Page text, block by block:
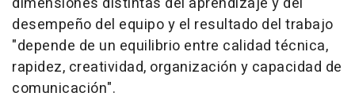
desempeño del equipo y el resultado del trabajo
"depende de un equilibrio entre calidad técnica,
rapidez, creatividad, organización y capacidad de
comunicación".